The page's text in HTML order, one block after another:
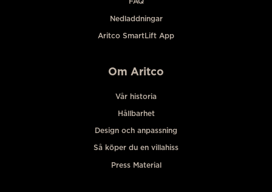
Nedladdningar
Aritco SmartLift App
Om Aritco
Vår historia
Hållbarhet
Design och anpassning
Så köper du en villahiss
Press Material